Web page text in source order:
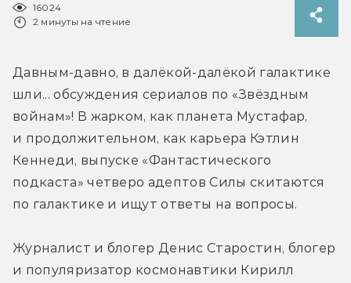
16024
2 минуты на чтение
Давным-давно, в далёкой-далёкой галактике
шли... обсуждения сериалов по «Звёздным
войнам»! В жарком, как планета Мустафар,
и продолжительном, как карьера Кэтлин
Кеннеди, выпуске «Фантастического
подкаста» четверо адептов Силы скитаются
по галактике и ищут ответы на вопросы.
Журналист и блогер Денис Старостин, блогер
и популяризатор космонавтики Кирилл